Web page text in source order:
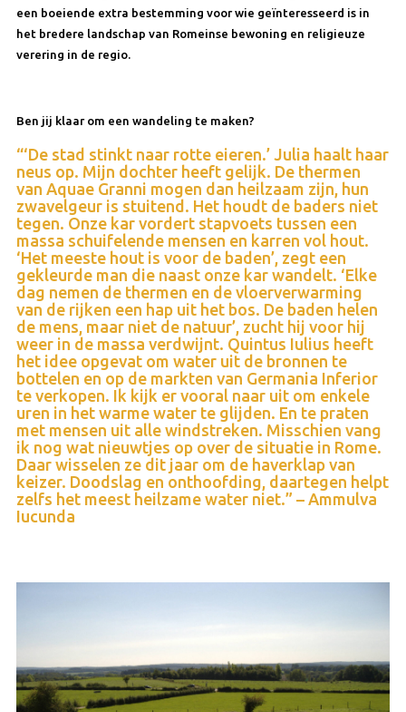
een boeiende extra bestemming voor wie geïnteresseerd is in
het bredere landschap van Romeinse bewoning en religieuze
verering in de regio.
Ben jij klaar om een wandeling te maken?
“‘De stad stinkt naar rotte eieren.’ Julia haalt haar
neus op. Mijn dochter heeft gelijk. De thermen
van Aquae Granni mogen dan heilzaam zijn, hun
zwavelgeur is stuitend. Het houdt de baders niet
tegen. Onze kar vordert stapvoets tussen een
massa schuifelende mensen en karren vol hout.
‘Het meeste hout is voor de baden’, zegt een
gekleurde man die naast onze kar wandelt. ‘Elke
dag nemen de thermen en de vloerverwarming
van de rijken een hap uit het bos. De baden helen
de mens, maar niet de natuur’, zucht hij voor hij
weer in de massa verdwijnt. Quintus Iulius heeft
het idee opgevat om water uit de bronnen te
bottelen en op de markten van Germania Inferior
te verkopen. Ik kijk er vooral naar uit om enkele
uren in het warme water te glijden. En te praten
met mensen uit alle windstreken. Misschien vang
ik nog wat nieuwtjes op over de situatie in Rome.
Daar wisselen ze dit jaar om de haverklap van
keizer. Doodslag en onthoofding, daartegen helpt
zelfs het meest heilzame water niet.” – Ammulva
Iucunda